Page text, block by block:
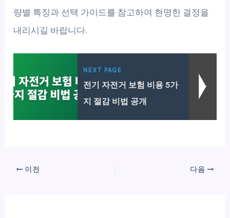
량별 특징과 선택 가이드를 참고하여 현명한 결정을
내리시길 바랍니다.
NEXT PAGE
전기 자전거 보험 비용 5가
지 절감 비법 공개
이전 다음